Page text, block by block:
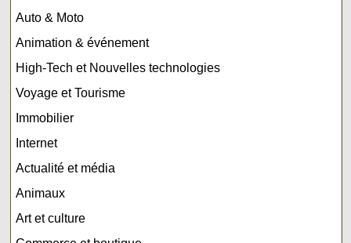
Auto & Moto
Animation & événement
High-Tech et Nouvelles technologies
Voyage et Tourisme
Immobilier
Internet
Actualité et média
Animaux
Art et culture